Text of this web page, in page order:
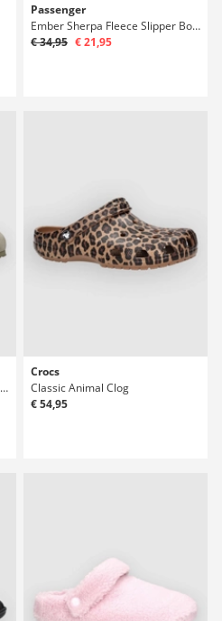
Passenger
Ember Sherpa Fleece Slipper Boty
€ 34,95 € 21,95
Boston Suede Leather Narrow Sandály
Crocs
Classic Animal Clog
€ 54,95